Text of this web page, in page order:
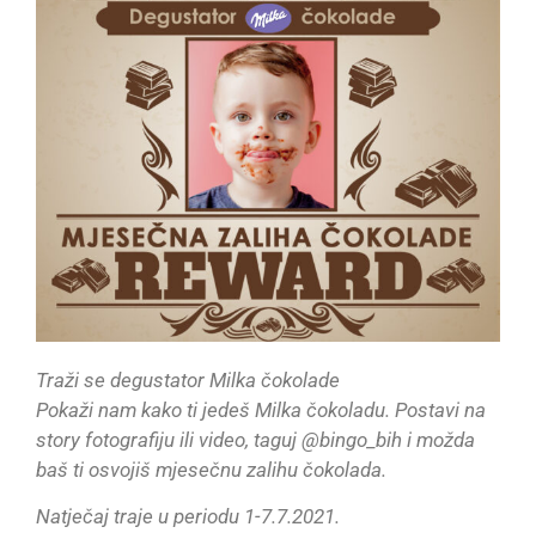
Traži se degustator Milka čokolade
Pokaži nam kako ti jedeš Milka čokoladu. Postavi na
story fotografiju ili video, taguj @bingo_bih i možda
baš ti osvojiš mjesečnu zalihu čokolada.
Natječaj traje u periodu 1-7.7.2021.